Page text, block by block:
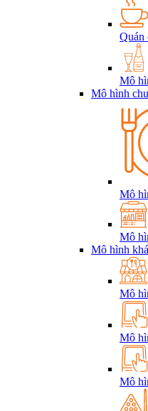
Quán
Mô
Mô hình
Mô
Mô
Mô hình
Mô
Mô
Mô